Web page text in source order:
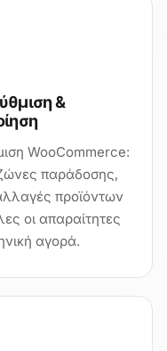
&
WooCommerce:
παράδοσης,
προϊόντων
οι απαραίτητες
αγορά.